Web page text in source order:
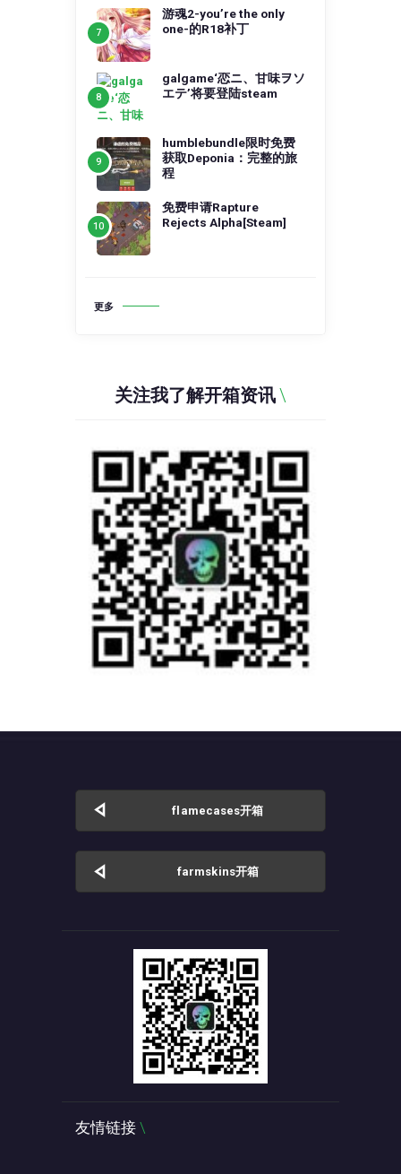
游魂2-you’re the only
one-的R18补丁
galgame‘恋ニ、甘味ヲソ
エテ’将要登陆steam
humblebundle限时免费
获取Deponia：完整的旅
程
免费申请Rapture
Rejects Alpha[Steam]
更多
关注我了解开箱资讯
flamecases开箱
farmskins开箱
友情链接